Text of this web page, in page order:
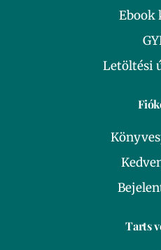
Ebook
Letöltési
Tarts